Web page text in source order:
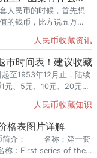
人民币的时候，首先想
的钱币，比方说五万
较小的钱币，比方说一
人民币收藏资讯
市时间表！建议收藏
至1953年12月止，陆续
元、5元、10元、20元、
人民币收藏知识
格表图片详解
：第一套